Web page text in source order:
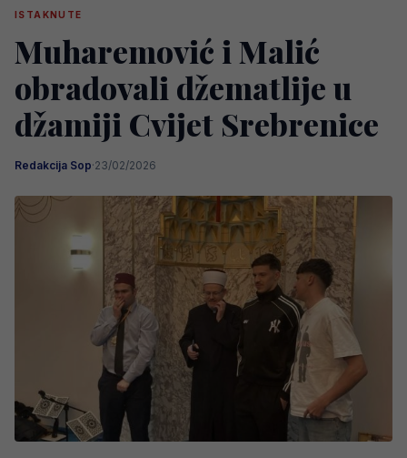
ISTAKNUTE
Muharemović i Malić
obradovali džematlije u
džamiji Cvijet Srebrenice
Redakcija Sop·23/02/2026